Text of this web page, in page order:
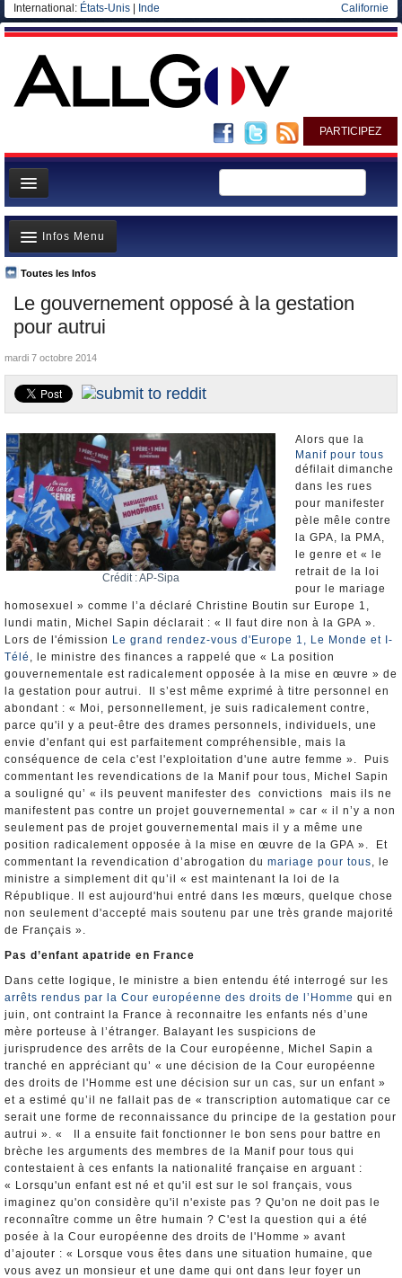
International: États-Unis Inde Californie
PARTICIPEZ
Page d'accueil
Infos
Gouvernement
Ministères/Directions
Blog
Elections européennes
Le gouvernement opposé à la gestation
pour autrui
Toutes les Infos
Infos Menu
A la Une
Polémiques
Où va l’argent?
La France et le Monde
Nominations et Démissions
Elections européennes
Infos insolites
mardi 7 octobre 2014
Crédit : AP-Sipa
Alors que la
Manif pour tous
défilait dimanche
dans les rues
pour manifester
pèle mêle contre
la GPA, la PMA,
le genre et « le
retrait de la loi
pour le mariage
homosexuel » comme l’a déclaré Christine Boutin sur Europe 1,
lundi matin, Michel Sapin déclarait : « Il faut dire non à la GPA ».
Lors de l'émission Le grand rendez-vous d'Europe 1, Le Monde et I-
Télé , le ministre des finances a rappelé que « La position
gouvernementale est radicalement opposée à la mise en œuvre » de
la gestation pour autrui. Il s’est même exprimé à titre personnel en
abondant : « Moi, personnellement, je suis radicalement contre,
parce qu'il y a peut-être des drames personnels, individuels, une
envie d'enfant qui est parfaitement compréhensible, mais la
conséquence de cela c'est l'exploitation d'une autre femme ». Puis
commentant les revendications de la Manif pour tous, Michel Sapin
a souligné qu’ « ils peuvent manifester des convictions mais ils ne
manifestent pas contre un projet gouvernemental » car « il n’y a non
seulement pas de projet gouvernemental mais il y a même une
position radicalement opposée à la mise en œuvre de la GPA ». Et
commentant la revendication d’abrogation du mariage pour tous, le
ministre a simplement dit qu’il « est maintenant la loi de la
République. Il est aujourd'hui entré dans les mœurs, quelque chose
non seulement d'accepté mais soutenu par une très grande majorité
de Français ».
Pas d’enfant apatride en France
Dans cette logique, le ministre a bien entendu été interrogé sur les
arrêts rendus par la Cour européenne des droits de l’Homme qui en
juin, ont contraint la France à reconnaitre les enfants nés d’une
mère porteuse à l’étranger. Balayant les suspicions de
jurisprudence des arrêts de la Cour européenne, Michel Sapin a
tranché en appréciant qu’ « une décision de la Cour européenne
des droits de l'Homme est une décision sur un cas, sur un enfant »
et a estimé qu’il ne fallait pas de « transcription automatique car ce
serait une forme de reconnaissance du principe de la gestation pour
autrui ». « Il a ensuite fait fonctionner le bon sens pour battre en
brèche les arguments des membres de la Manif pour tous qui
contestaient à ces enfants la nationalité française en arguant :
« Lorsqu'un enfant est né et qu'il est sur le sol français, vous
imaginez qu'on considère qu'il n'existe pas ? Qu'on ne doit pas le
reconnaître comme un être humain ? C'est la question qui a été
posée à la Cour européenne des droits de l'Homme » avant
d’ajouter : « Lorsque vous êtes dans une situation humaine, que
vous avez un monsieur et une dame qui ont dans leur foyer un